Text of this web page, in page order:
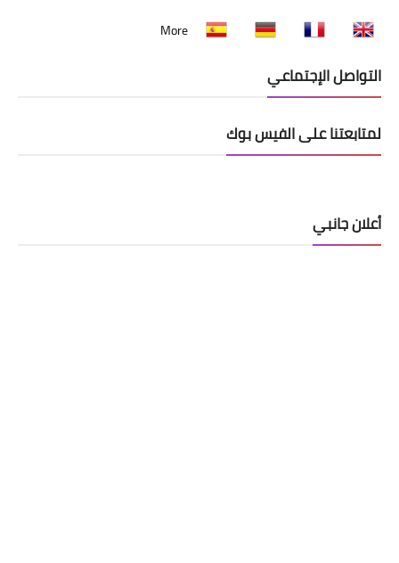
More
التواصل الإجتماعي
لمتابعتنا على الفيس بوك
أعلان جانبي